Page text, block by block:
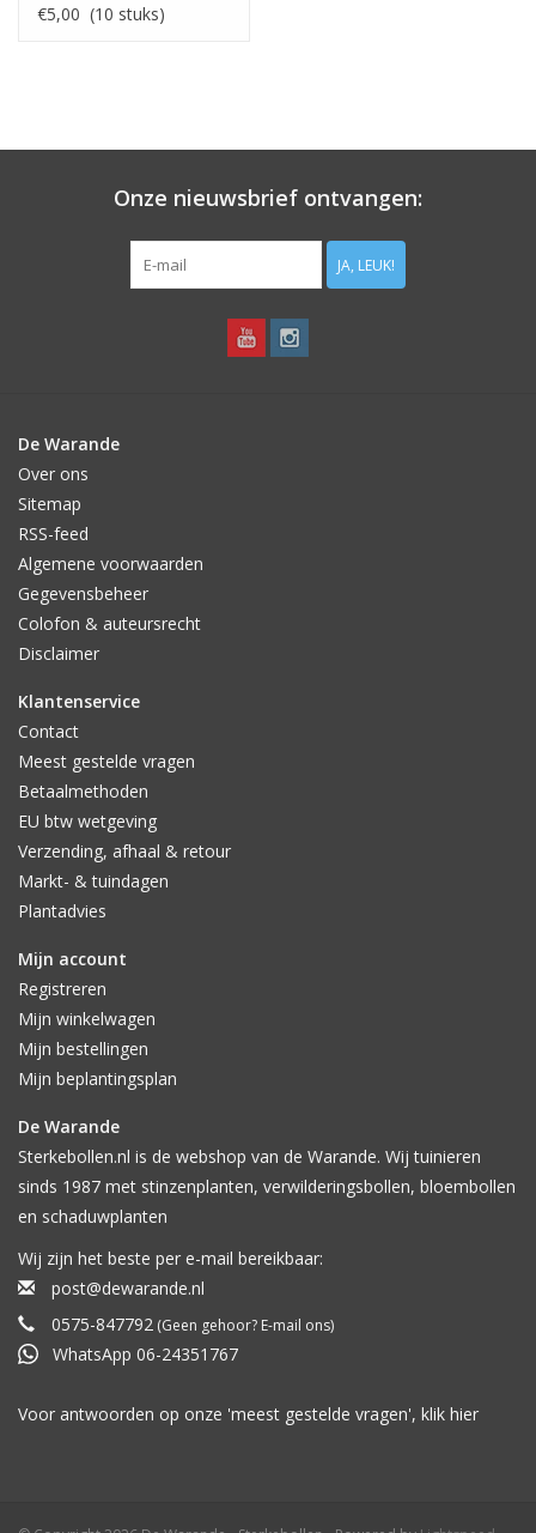
€5,00 (10 stuks)
Onze nieuwsbrief ontvangen:
JA, LEUK!
De Warande
Over ons
Sitemap
RSS-feed
Algemene voorwaarden
Gegevensbeheer
Colofon & auteursrecht
Disclaimer
Klantenservice
Contact
Meest gestelde vragen
Betaalmethoden
EU btw wetgeving
Verzending, afhaal & retour
Markt- & tuindagen
Plantadvies
Mijn account
Registreren
Mijn winkelwagen
Mijn bestellingen
Mijn beplantingsplan
De Warande
Sterkebollen.nl is de webshop van de Warande. Wij tuinieren
sinds 1987 met stinzenplanten, verwilderingsbollen, bloembollen
en schaduwplanten
Wij zijn het beste per e-mail bereikbaar:
post@dewarande.nl
0575-847792 (Geen gehoor? E-mail ons)
WhatsApp 06-24351767
Voor antwoorden op onze 'meest gestelde vragen', klik hier